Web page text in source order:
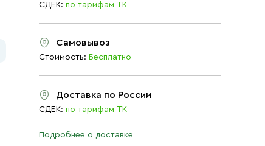
СДЕК: по тарифам ТК
Самовывоз
Стоимость: Бесплатно
Доставка по России
СДЕК: по тарифам ТК
Подробнее о доставке